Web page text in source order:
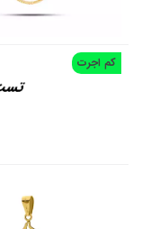
کم اجرت